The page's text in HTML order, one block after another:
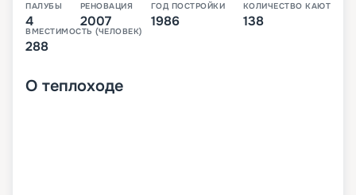
ПАЛУБЫ
4
РЕНОВАЦИЯ
2007
ГОД ПОСТРОЙКИ
1986
КОЛИЧЕСТВО КАЮТ
138
ВМЕСТИМОСТЬ (ЧЕЛОВЕК)
288
О теплоходе